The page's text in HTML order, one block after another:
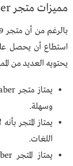
مميزات متجر webteknohaber للألعاب
استطاع أن يحصل
يحتويه العديد من
وسهلة.
يمتاز المتجر
اللغات.